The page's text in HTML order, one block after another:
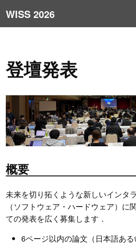
WISS 2026
登壇発表
概要
未来を切り拓くような新しいインタ
（ソフトウェア・ハードウェア）に
ての発表を広く募集します．
6ページ以内の論文（日本語あ